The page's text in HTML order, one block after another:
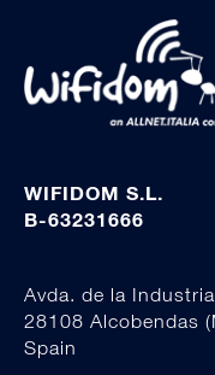
WIFIDOM S.L.
B-63231666
Avda. de la Industria
28108 Alcobendas
Spain